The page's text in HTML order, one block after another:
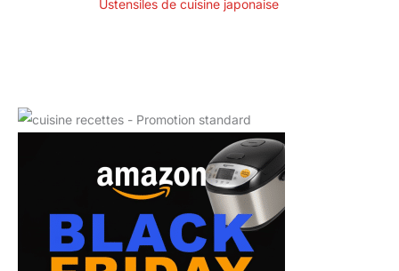
Ustensiles de cuisine japonaise